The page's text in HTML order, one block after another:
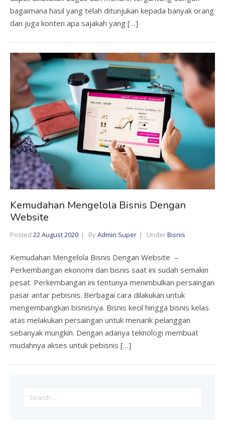
bagaimana hasil yang telah ditunjukan kepada banyak orang
dan juga konten apa sajakah yang […]
Kemudahan Mengelola Bisnis Dengan
Website
Posted 22 August 2020 ByAdmin Super UnderBisnis
Kemudahan Mengelola Bisnis Dengan Website –
Perkembangan ekonomi dan bisnis saat ini sudah semakin
pesat. Perkembangan ini tentunya menimbulkan persaingan
pasar antar pebisnis. Berbagai cara dilakukan untuk
mengembangkan bisnisnya. Bisnis kecil hingga bisnis kelas
atas melakukan persaingan untuk menarik pelanggan
sebanyak mungkin. Dengan adanya teknologi membuat
mudahnya akses untuk pebisnis […]
for: